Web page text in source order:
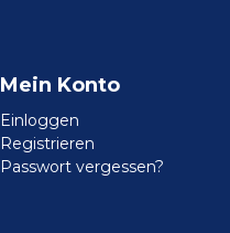
Mein Konto
Einloggen
Registrieren
Passwort vergessen?